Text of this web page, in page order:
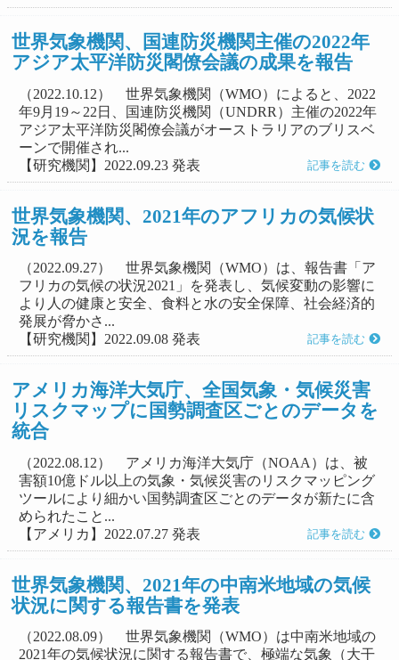
世界気象機関、国連防災機関主催の2022年
アジア太平洋防災閣僚会議の成果を報告
（2022.10.12） 世界気象機関（WMO）によると、2022
年9月19～22日、国連防災機関（UNDRR）主催の2022年
アジア太平洋防災閣僚会議がオーストラリアのブリスベ
ーンで開催され...
【研究機関】2022.09.23 発表
記事を読む
世界気象機関、2021年のアフリカの気候状
況を報告
（2022.09.27） 世界気象機関（WMO）は、報告書「ア
フリカの気候の状況2021」を発表し、気候変動の影響に
より人の健康と安全、食料と水の安全保障、社会経済的
発展が脅かさ...
【研究機関】2022.09.08 発表
記事を読む
アメリカ海洋大気庁、全国気象・気候災害
リスクマップに国勢調査区ごとのデータを
統合
（2022.08.12） アメリカ海洋大気庁（NOAA）は、被
害額10億ドル以上の気象・気候災害のリスクマッピング
ツールにより細かい国勢調査区ごとのデータが新たに含
められたこと...
【アメリカ】2022.07.27 発表
記事を読む
世界気象機関、2021年の中南米地域の気候
状況に関する報告書を発表
（2022.08.09） 世界気象機関（WMO）は中南米地域の
2021年の気候状況に関する報告書で、極端な気象（大干